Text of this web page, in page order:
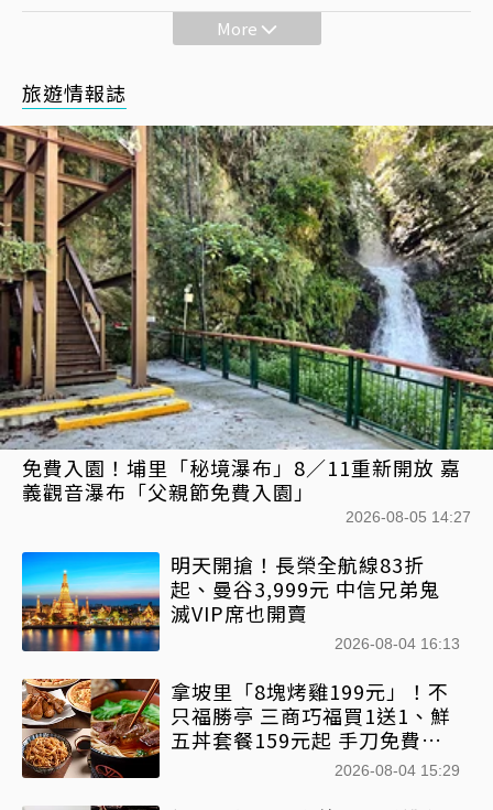
More
旅遊情報誌
免費入園！埔里「秘境瀑布」8／11重新開放 嘉
義觀音瀑布「父親節免費入園」
2026-08-05 14:27
明天開搶！長榮全航線83折
起、曼谷3,999元 中信兄弟鬼
滅VIP席也開賣
2026-08-04 16:13
拿坡里「8塊烤雞199元」！不
只福勝亭 三商巧福買1送1、鮮
五丼套餐159元起 手刀免費領
2026-08-04 15:29